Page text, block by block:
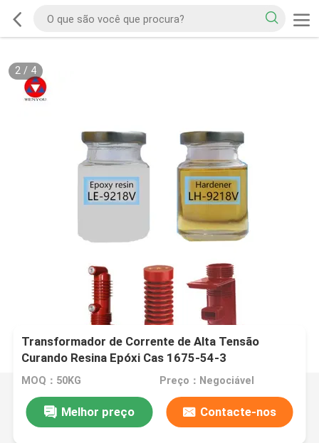
2/ 4
Transformador de Corrente de Alta Tensão
Curando Resina Epóxi Cas 1675-54-3
MOQ：50KG Preço：Negociável
Melhor preço Contacte-nos